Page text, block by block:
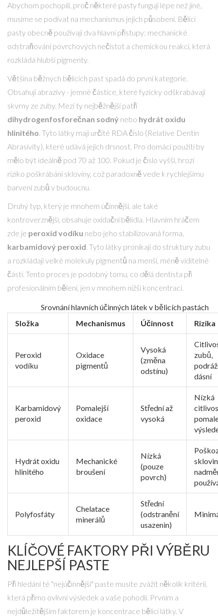
Abychom pochopili, proč některé pasty fungují lépe než jiné,
musíme se podívat na mechanismus jejich působení. Bělící
pasty obecně používají dva hlavní přístupy: mechanické
odstraňování povrchových nečistot a chemickou reakci, která
rozkládá hlubší pigmenty.
Většina běžných bělicích past spadá do první kategorie.
Obsahují abrazivy - jemné částice, které fyzicky odškrabávají
skvrny ze zuby. Mezi ty nejběžnější patří
dihydrogenfosforečnan sodný nebo hydrát oxidu
hlinitého. Tyto látky mají určité RDA číslo (Relative Dentin
Abrasivity), které udává jejich drsnost. Pro domácí použití by
mělo být ideálně pod 70 až 100. Pokud je číslo vyšší, hrozí
riziko poškrábání skloviny, což paradoxně vede k rychlejšímu
barvení zubů v budoucnu.
Druhý typ, který je mnohem účinnější, ale také
kontroverznější, obsahuje oxidační bělidla. Hlavním hráčem
zde je peroxid vodíku nebo jeho stabilizovaná forma,
karbamidový peroxid. Tyto látky pronikají do struktury zubu
a rozkládají velké molekuly pigmentů na menší, méně viditelné
části. Tento proces je podobný tomu, co dělá dentista při
profesionálním bělení, jen v mnohem nižší koncentraci.
Srovnání hlavních účinných látek v bělicích pastách
Složka
Mechanismus Účinnost Rizika
Peroxid
vodíku
Oxidace
pigmentů
Vysoká
(změna
odstínu)
zubů,
dásní
Karbamidový
peroxid
Pomalejší
oxidace
Střední až
vysoká
Nízká
Hydrát oxidu
hlinitého
Mechanické
broušení
Nízká
(pouze
povrch)
Polyfosfáty
Chelatace
minerálů
Střední
(odstranění
usazenin)
KLÍČOVÉ FAKTORY PŘI VÝBĚRU
NEJLEPŠÍ PASTE
Při hledání té "nejúčinnější" paste musíte zvážit několik kritérií,
která přímo ovlivní výsledek a vaše pohodlí. Prvním a
nejdůležitějším faktorem je koncentrace bělicí látky. V